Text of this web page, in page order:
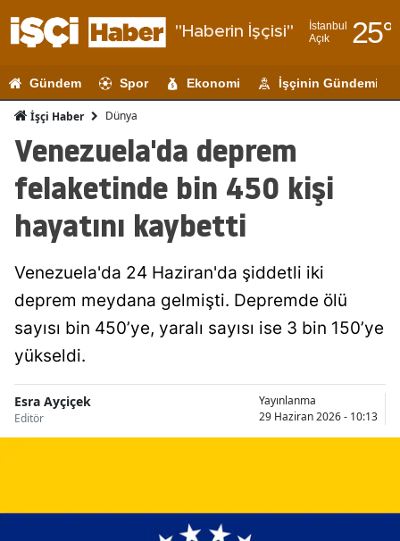
"Haberin İşçisi"
İstanbul
Açık
25°
Adıyaman
Amasya
Artvin
Balıkesir
Bilecik
Gündem Spor Ekonomi İşçinin Gündemi
İşçi Haber Dünya
Venezuela'da deprem
felaketinde bin 450 kişi
hayatını kaybetti
Venezuela'da 24 Haziran'da şiddetli iki
deprem meydana gelmişti. Depremde ölü
sayısı bin 450’ye, yaralı sayısı ise 3 bin 150’ye
yükseldi.
Esra Ayçiçek
Editör
Yayınlanma
29 Haziran 2026 - 10:13